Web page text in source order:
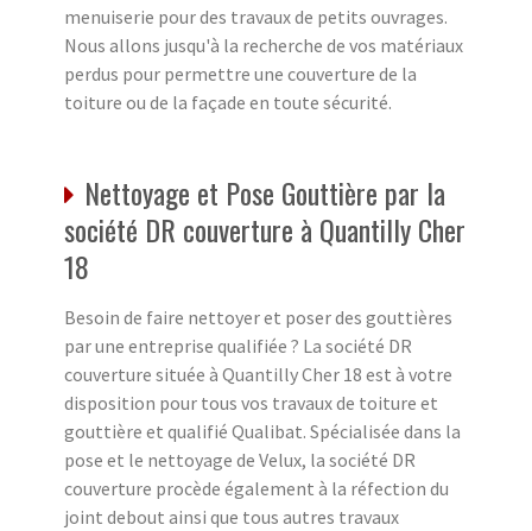
menuiserie pour des travaux de petits ouvrages.
Nous allons jusqu'à la recherche de vos matériaux
perdus pour permettre une couverture de la
toiture ou de la façade en toute sécurité.
Nettoyage et Pose Gouttière par la
société DR couverture à Quantilly Cher
18
Besoin de faire nettoyer et poser des gouttières
par une entreprise qualifiée ? La société DR
couverture située à Quantilly Cher 18 est à votre
disposition pour tous vos travaux de toiture et
gouttière et qualifié Qualibat. Spécialisée dans la
pose et le nettoyage de Velux, la société DR
couverture procède également à la réfection du
joint debout ainsi que tous autres travaux